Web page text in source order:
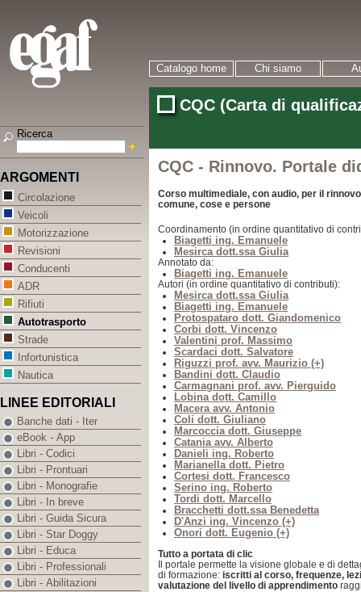
Catalogo home Chi siamo
CQC (Carta di
CQC - Rinnovo. Portale
Corso multimediale, con audio, per il
comune, cose e persone
Coordinamento (in ordine quantitativo di
Biagetti ing. Emanuele
Mesirca dott.ssa Giulia
Annotato da:
Biagetti ing. Emanuele
Autori (in ordine quantitativo di contributi):
Mesirca dott.ssa Giulia
Biagetti ing. Emanuele
Protospataro dott. Giandomenico
Corbi dott. Vincenzo
Valentini prof. Massimo
Scardaci dott. Salvatore
Riguzzi prof. avv. Maurizio (+)
Bandini dott. Claudio
Carmagnani prof. avv. Pierguido
Lobina dott. Camillo
Macera avv. Antonio
Coli dott. Giuliano
Marcoccia dott. Giuseppe
Catania avv. Alberto
Danieli ing. Roberto
Marianella dott. Pietro
Cortesi dott. Francesco
Serino ing. Roberto
Tordi dott. Marcello
Bracchetti dott.ssa Benedetta
D'Anzi ing. Vincenzo (+)
Onori dott. Eugenio (+)
Tutto a portata di clic
Il portale permette la visione globale e di
di formazione: iscritti al corso, frequenze,
valutazione del livello di apprendimento
Ricerca
ARGOMENTI
Circolazione
Veicoli
Motorizzazione
Revisioni
Conducenti
ADR
Rifiuti
Autotrasporto
Strade
Infortunistica
Nautica
LINEE EDITORIALI
Banche dati - Iter
eBook - App
Libri - Codici
Libri - Prontuari
Libri - Monografie
Libri - In breve
Libri - Guida Sicura
Libri - Star Doggy
Libri - Educa
Libri - Professionali
Libri - Abilitazioni